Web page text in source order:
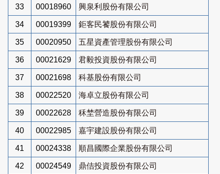
33 00018960 興泉利股份有限公司
34 00019399 鉅客民饕股份有限公司
35 00020950 五星資產管理股份有限公司
36 00021629 君毅投資股份有限公司
37 00021698 科基股份有限公司
38 00022520 海卓立股份有限公司
39 00022628 秝埜營造股份有限公司
40 00022985 嘉宇建設股份有限公司
41 00024338 順昌國際企業股份有限公司
42 00024549 鼎佶投資股份有限公司